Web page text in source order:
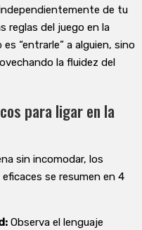
de tu
reglas del juego en la
“entrarle” a alguien, sino
la fluidez del
para ligar en la
sin incomodar, los
eficaces se resumen en 4
Observa el lenguaje